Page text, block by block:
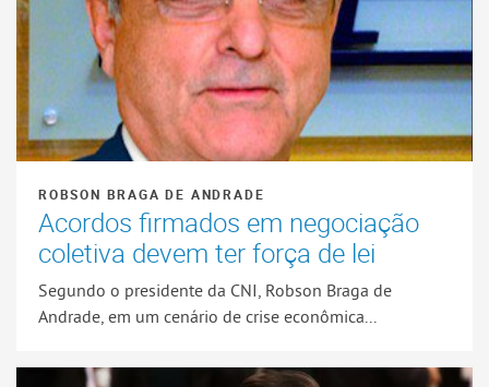
ROBSON BRAGA DE ANDRADE
Acordos firmados em negociação
coletiva devem ter força de lei
Segundo o presidente da CNI, Robson Braga de
Andrade, em um cenário de crise econômica...